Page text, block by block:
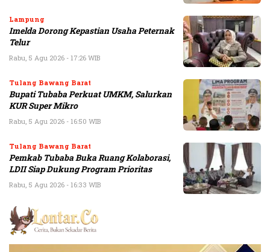
Lampung
Imelda Dorong Kepastian Usaha Peternak
Telur
Rabu, 5 Agu 2026 - 17:26 WIB
Tulang Bawang Barat
Bupati Tubaba Perkuat UMKM, Salurkan
KUR Super Mikro
Rabu, 5 Agu 2026 - 16:50 WIB
Tulang Bawang Barat
Pemkab Tubaba Buka Ruang Kolaborasi,
LDII Siap Dukung Program Prioritas
Rabu, 5 Agu 2026 - 16:33 WIB